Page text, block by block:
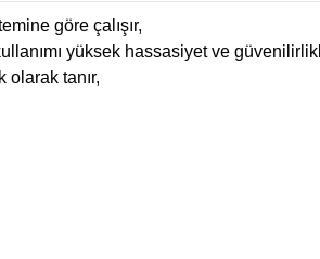
göre çalışır,
yüksek hassasiyet ve
olarak tanır,